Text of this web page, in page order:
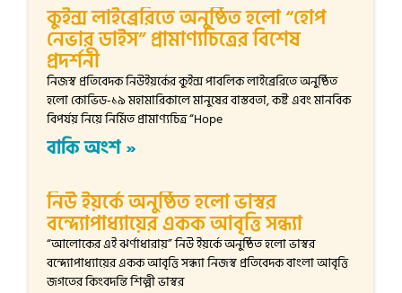
কুইন্স লাইব্রেরিতে অনুষ্ঠিত হলো “হোপ
নেভার ডাইস” প্রামাণ্যচিত্রের বিশেষ
প্রদর্শনী
নিজস্ব প্রতিবেদক নিউইয়র্কের কুইন্স পাবলিক লাইব্রেরিতে অনুষ্ঠিত
হলো কোভিড-১৯ মহামারিকালে মানুষের বাস্তবতা, কষ্ট এবং মানবিক
বিপর্যয় নিয়ে নির্মিত প্রামাণ্যচিত্র “Hope
বাকি অংশ »
নিউ ইয়র্কে অনুষ্ঠিত হলো ভাস্বর
বন্দ্যোপাধ্যায়ের একক আবৃত্তি সন্ধ্যা
“আলোকের এই ঝর্ণাধারায়” নিউ ইয়র্কে অনুষ্ঠিত হলো ভাস্বর
বন্দ্যোপাধ্যায়ের একক আবৃত্তি সন্ধ্যা নিজস্ব প্রতিবেদক বাংলা আবৃত্তি
জগতের কিংবদন্তি শিল্পী ভাস্বর